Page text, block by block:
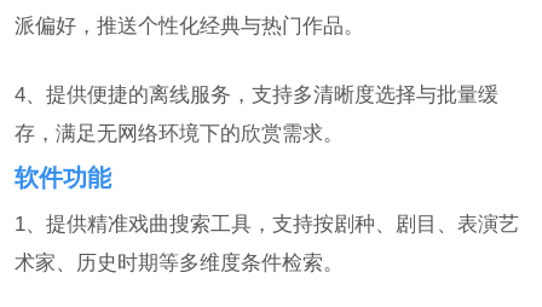
派偏好，推送个性化经典与热门作品。
4、提供便捷的离线服务，支持多清晰度选择与批量缓
存，满足无网络环境下的欣赏需求。
软件功能
1、提供精准戏曲搜索工具，支持按剧种、剧目、表演艺
术家、历史时期等多维度条件检索。